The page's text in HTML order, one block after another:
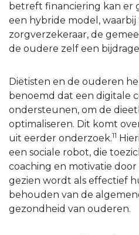
betreft financiering kan er
een hybride model, waarbij
zorgverzekeraar, de
de oudere zelf een
Diëtisten en de ouderen
benoemd dat een digitale
ondersteunen, om de
optimaliseren. Dit komt
uit eerder onderzoek.11
een sociale robot, die
coaching en motivatie
gezien wordt als effectief
behouden van de
gezondheid van ouderen.